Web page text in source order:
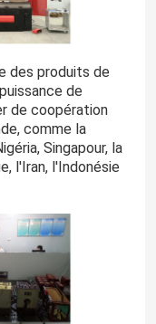
des produits de
de
de coopération
comme la
Singapour, la
l'Iran, l'Indonésie